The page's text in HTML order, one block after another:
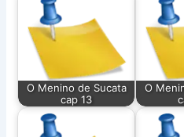
O Menino de Sucata
cap 13
O